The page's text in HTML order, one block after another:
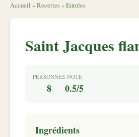
Accueil »Recettes »Entrées
Saint Jacques
PERSONNES
8
NOTE
0.5/5
Ingrédients